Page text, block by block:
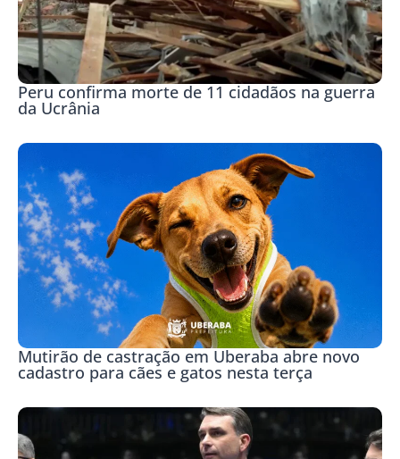
Peru confirma morte de 11 cidadãos na guerra
da Ucrânia
Mutirão de castração em Uberaba abre novo
cadastro para cães e gatos nesta terça